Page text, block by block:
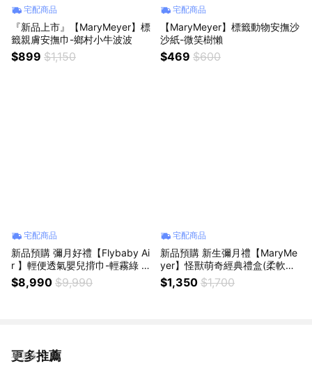
宅配商品
『新品上市』【MaryMeyer】標
籤親膚安撫巾-鄉村小牛波波
$899 $1,150
宅配商品
【MaryMeyer】標籤動物安撫沙
沙紙-微笑樹懶
$469 $600
宅配商品
新品預購 彌月好禮【Flybaby Ai
r 】輕便透氣嬰兒揹巾-輕霧綠 母
親節 寶寶揹巾
$8,990 $9,990
宅配商品
新品預購 新生彌月禮【MaryMe
yer】怪獸萌奇經典禮盒(柔軟手
搖鈴+柔軟安撫巾)
$1,350 $1,700
更多推薦
看更多